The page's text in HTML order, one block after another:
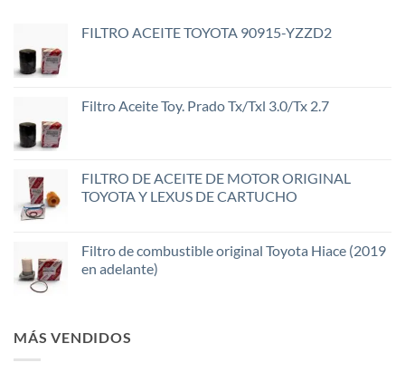
FILTRO ACEITE TOYOTA 90915-YZZD2
Filtro Aceite Toy. Prado Tx/Txl 3.0/Tx 2.7
FILTRO DE ACEITE DE MOTOR ORIGINAL
TOYOTA Y LEXUS DE CARTUCHO
Filtro de combustible original Toyota Hiace (2019
en adelante)
MÁS VENDIDOS